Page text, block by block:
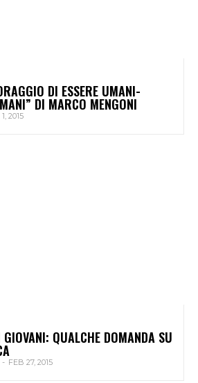
DI ESSERE UMANI-
DI MARCO MENGONI
2015
QUALCHE DOMANDA SU
- FEB 27, 2015